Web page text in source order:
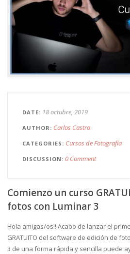
DATE 18 octubre, 2019
AUTHOR Carlos Castro
CATEGORIES Cursos de Fotografía
DISCUSSION 0 Comment
Comienzo un curso
fotos con Luminar 3
Hola amigas/os!! Acabo de lanzar el
GRATUITO del software de edición de
3 de una forma rápida y sencilla puede